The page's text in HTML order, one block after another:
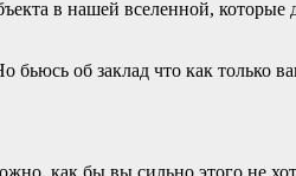
в нашей вселенной, которые
об заклад что как только